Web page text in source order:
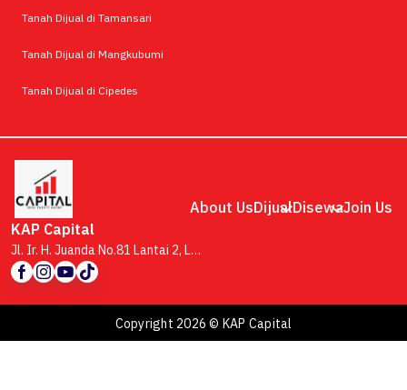
Tanah Dijual di Tamansari
Tanah Dijual di Mangkubumi
Tanah Dijual di Cipedes
About UsDijualDisewaJoin Us
KAP Capital
Jl. Ir. H. Juanda No.81 Lantai 2, Lb. Siliwangi, Kecamatan Coblong, Kota Bandung, Jawa Barat 40132
Copyright 2026 © KAP Capital